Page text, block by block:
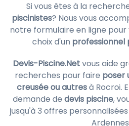
Si vous êtes à la
piscinistes? Nous vous
notre formulaire en ligne
choix d'un professionnel
Devis-Piscine.Netvous aide
recherches pour faire poser
creusée ou autresà Rocroi.
demande de devis piscine,
jusqu'à 3 offres